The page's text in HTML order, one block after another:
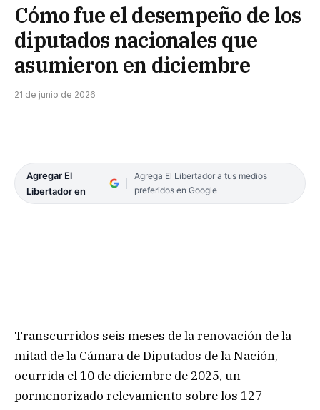
Cómo fue el desempeño de los
diputados nacionales que
asumieron en diciembre
21 de junio de 2026
Agregar El
Libertador en
Agrega El Libertador a tus medios
preferidos en Google
Transcurridos seis meses de la renovación de la
mitad de la Cámara de Diputados de la Nación,
ocurrida el 10 de diciembre de 2025, un
pormenorizado relevamiento sobre los 127